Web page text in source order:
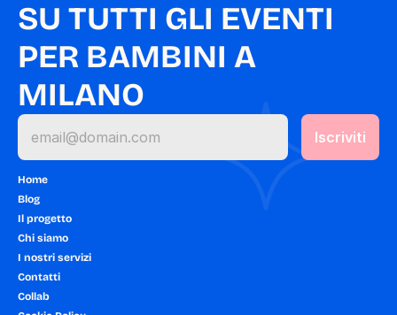
SU TUTTI GLI EVENTI
PER BAMBINI A
MILANO
Home
Blog
Il progetto
Chi siamo
I nostri servizi
Contatti
Collab